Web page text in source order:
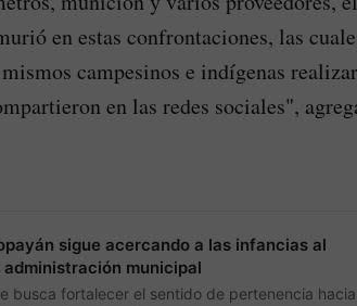
en estas confrontaciones, las
campesinos e indígenas
en las redes sociales",
sigue acercando a las infancias al
municipal
busca fortalecer el sentido de pertenencia